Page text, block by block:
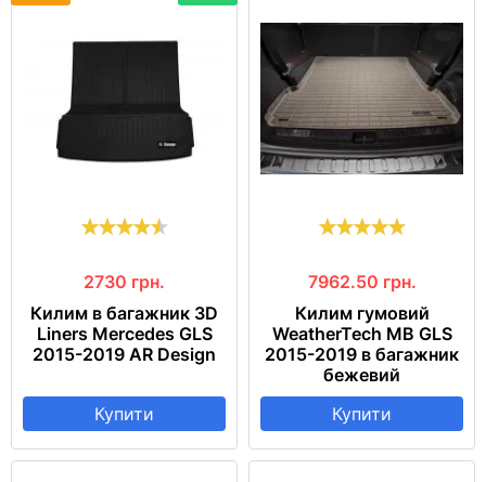
2730 грн.
Килим в багажник 3D
Liners Mercedes GLS
2015-2019 AR Design
Купити
7962.50 грн.
Килим гумовий
WeatherTech MB GLS
2015-2019 в багажник
бежевий
Купити